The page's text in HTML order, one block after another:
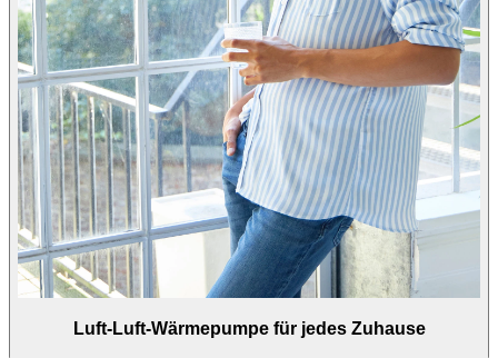
Luft-Luft-Wärmepumpe für jedes Zuhause